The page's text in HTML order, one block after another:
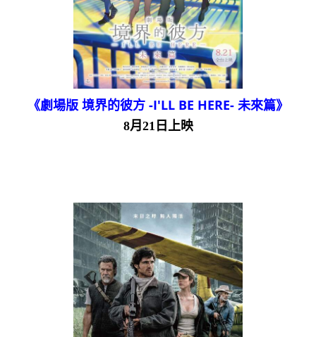
《劇場版 境界的彼方 -I'LL BE HERE- 未來篇》
8月21日上映